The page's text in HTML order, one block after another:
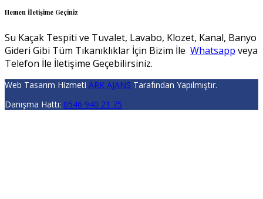
Hemen İletişime Geçiniz
Su Kaçak Tespiti ve Tuvalet, Lavabo, Klozet, Kanal, Banyo
Gideri Gibi Tüm Tıkanıklıklar İçin Bizim İle Whatsapp veya
Telefon İle İletişime Geçebilirsiniz.
Web Tasarım Hizmeti ARK AJANS Tarafından Yapılmıştır.
Danışma Hattı: 0546 940 21 75